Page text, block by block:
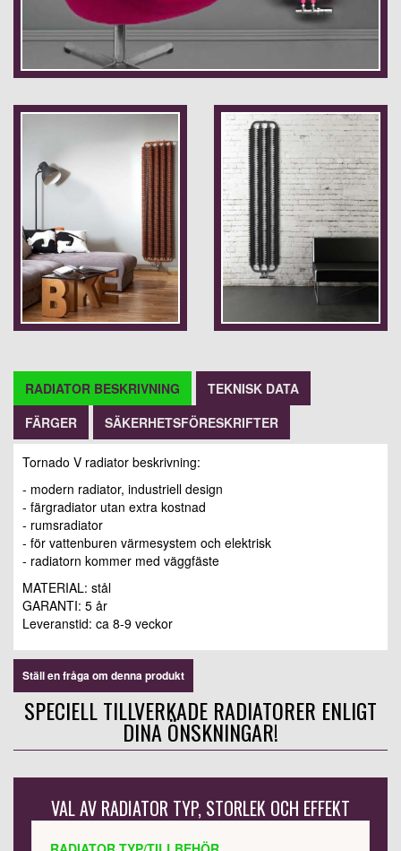
RADIATOR BESKRIVNING
TEKNISK DATA
FÄRGER
SÄKERHETSFÖRESKRIFTER
Tornado V radiator beskrivning:
- modern radiator, industriell design
- färgradiator utan extra kostnad
- rumsradiator
- för vattenburen värmesystem och elektrisk
- radiatorn kommer med väggfäste
MATERIAL: stål
GARANTI: 5 år
Leveranstid: ca 8-9 veckor
Ställ en fråga om denna produkt
SPECIELL TILLVERKADE RADIATORER ENLIGT
DINA ÖNSKNINGAR!
VAL AV RADIATOR TYP, STORLEK OCH EFFEKT